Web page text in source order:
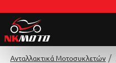
Ανταλλακτικά Μοτοσυκλετών